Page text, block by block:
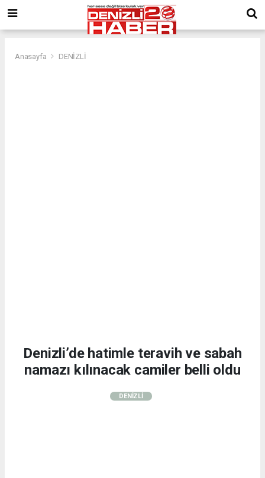
Anasayfa DENİZLİ
Denizli’de hatimle teravih ve sabah
namazı kılınacak camiler belli oldu
DENİZLİ